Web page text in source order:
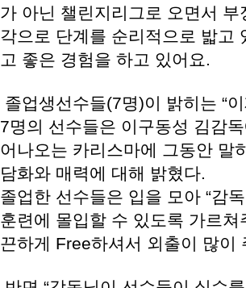
가 아닌 챌린지리그로 오면서
각으로 단계를 순리적으로 밟고
고 좋은 경험을 하고 있어요.
졸업생선수들(7명)이 밝히는 “
7명의 선수들은 이구동성 김감
어나오는 카리스마에 그동안 말
담화와 매력에 대해 밝혔다.
졸업한 선수들은 입을 모아 “감
훈련에 몰입할 수 있도록 가르
끈하게 Free하셔서 외출이 많이